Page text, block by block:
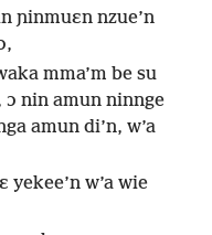
ɲinmuɛn nzue’n
mma’m be su
ɔ nin amun ninnge
amun di’n, w’a
w’a wie